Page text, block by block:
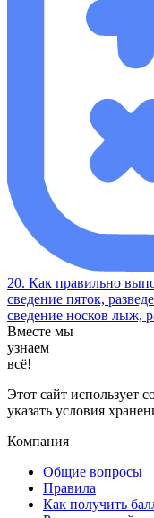
20. Как правильно
сведение пяток,
сведение носков лыж,
Вместе мы
узнаем
всё!
Этот сайт использует
указать условия
Компания
Общие вопросы
Правила
Как получить